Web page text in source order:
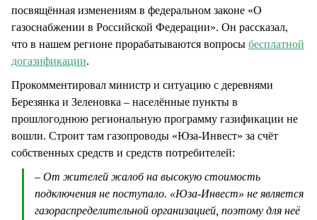
посвящённая изменениям в федеральном законе «О
газоснабжении в Российской Федерации». Он рассказал,
что в нашем регионе прорабатываются вопросы бесплатной
догазификации.
Прокомментировал министр и ситуацию с деревнями
Березянка и Зеленовка – населённые пункты в
прошлогоднюю региональную программу газификации не
вошли. Строит там газопроводы «Юза-Инвест» за счёт
собственных средств и средств потребителей:
– От жителей жалоб на высокую стоимость
подключения не поступало. «Юза-Инвест» не является
газораспределительной организацией, поэтому для неё